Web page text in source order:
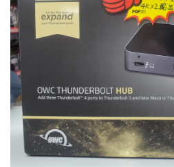
EduTech
IT Times
生成式AI與雲端應用
Enterprise Digital Transformation
特集